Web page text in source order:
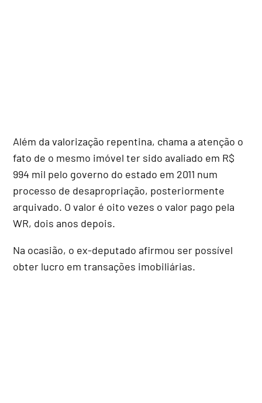
Além da valorização repentina, chama a atenção o
fato de o mesmo imóvel ter sido avaliado em R$
994 mil pelo governo do estado em 2011 num
processo de desapropriação, posteriormente
arquivado. O valor é oito vezes o valor pago pela
WR, dois anos depois.
Na ocasião, o ex-deputado afirmou ser possível
obter lucro em transações imobiliárias.